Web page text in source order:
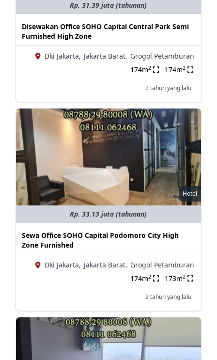
Rp. 31.39 juta (tahunan)
Disewakan Office SOHO Capital Central Park Semi
Furnished High Zone
Dki Jakarta, Jakarta Barat, Grogol Petamburan
174m2 174m2
2 tahun yang lalu
Hotel
Rp. 33.13 juta (tahunan)
Sewa Office SOHO Capital Podomoro City High
Zone Furnished
Dki Jakarta, Jakarta Barat, Grogol Petamburan
174m2 173m2
2 tahun yang lalu